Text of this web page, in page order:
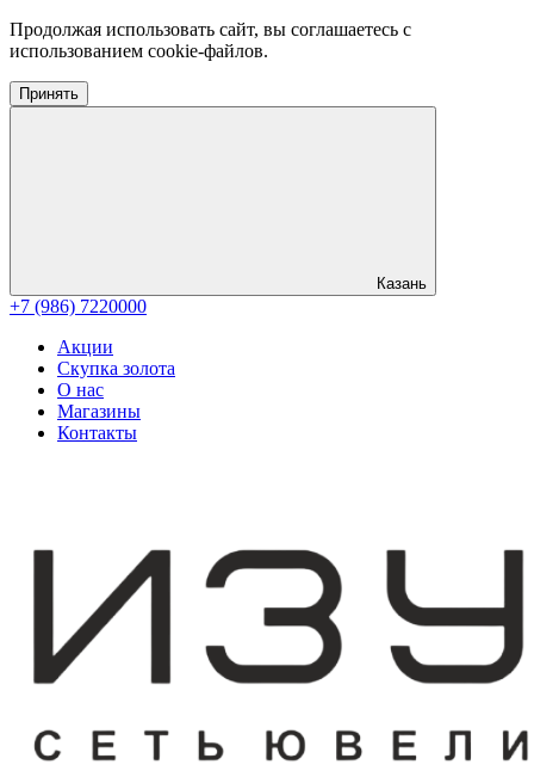
Продолжая использовать сайт, вы соглашаетесь с
использованием cookie-файлов.
Принять
Казань
+7 (986) 7220000
Акции
Скупка золота
О нас
Магазины
Контакты